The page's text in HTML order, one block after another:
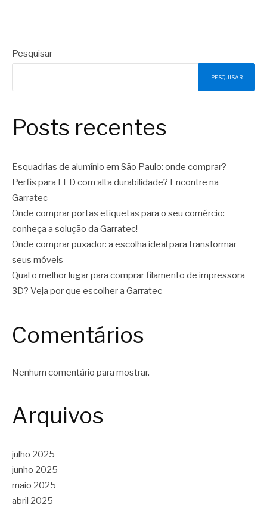
Pesquisar
PESQUISAR
Posts recentes
Esquadrias de alumínio em São Paulo: onde comprar?
Perfis para LED com alta durabilidade? Encontre na
Garratec
Onde comprar portas etiquetas para o seu comércio:
conheça a solução da Garratec!
Onde comprar puxador: a escolha ideal para transformar
seus móveis
Qual o melhor lugar para comprar filamento de impressora
3D? Veja por que escolher a Garratec
Comentários
Nenhum comentário para mostrar.
Arquivos
julho 2025
junho 2025
maio 2025
abril 2025